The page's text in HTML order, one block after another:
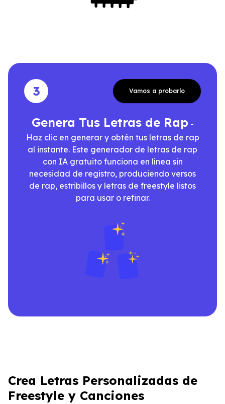
3 Vamos a probarlo
Genera Tus Letras de Rap -
Haz clic en generar y obtén tus letras de rap
al instante. Este generador de letras de rap
con IA gratuito funciona en línea sin
necesidad de registro, produciendo versos
de rap, estribillos y letras de freestyle listos
para usar o refinar.
Crea Letras Personalizadas de
Freestyle y Canciones